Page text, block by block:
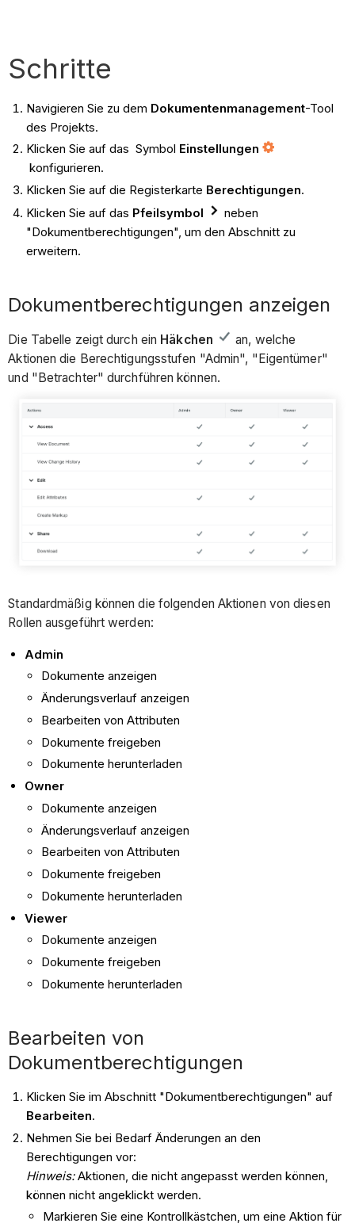
Schritte
Navigieren Sie zu dem Dokumentenmanagement-Tool
des Projekts.
Klicken Sie auf das Symbol Einstellungen
konfigurieren.
Klicken Sie auf die Registerkarte Berechtigungen.
Klicken Sie auf das Pfeilsymbol
neben
"Dokumentberechtigungen", um den Abschnitt zu
erweitern.
Dokumentberechtigungen anzeigen
Die Tabelle zeigt durch ein Häkchen
an, welche
Aktionen die Berechtigungsstufen "Admin", "Eigentümer"
und "Betrachter" durchführen können.
Standardmäßig können die folgenden Aktionen von diesen
Rollen ausgeführt werden:
Admin
Dokumente anzeigen
Änderungsverlauf anzeigen
Bearbeiten von Attributen
Dokumente freigeben
Dokumente herunterladen
Owner
Dokumente anzeigen
Änderungsverlauf anzeigen
Bearbeiten von Attributen
Dokumente freigeben
Dokumente herunterladen
Viewer
Dokumente anzeigen
Dokumente freigeben
Dokumente herunterladen
Bearbeiten von
Dokumentberechtigungen
Klicken Sie im Abschnitt "Dokumentberechtigungen" auf
Bearbeiten.
Nehmen Sie bei Bedarf Änderungen an den
Berechtigungen vor:
Hinweis:Aktionen, die nicht angepasst werden können,
können nicht angeklickt werden.
Markieren Sie eine Kontrollkästchen, um eine Aktion für